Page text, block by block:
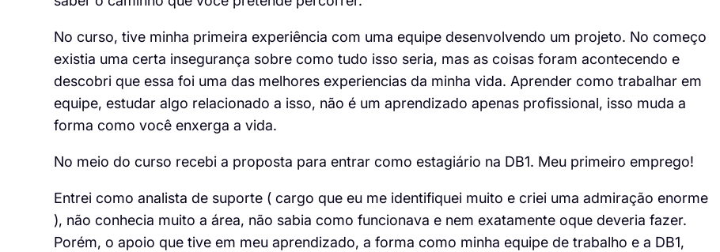
No curso, tive minha primeira experiência com uma equipe desenvolvendo um projeto. No começo
existia uma certa insegurança sobre como tudo isso seria, mas as coisas foram acontecendo e
descobri que essa foi uma das melhores experiencias da minha vida. Aprender como trabalhar em
equipe, estudar algo relacionado a isso, não é um aprendizado apenas profissional, isso muda a
forma como você enxerga a vida.
No meio do curso recebi a proposta para entrar como estagiário na DB1. Meu primeiro emprego!
Entrei como analista de suporte ( cargo que eu me identifiquei muito e criei uma admiração enorme
), não conhecia muito a área, não sabia como funcionava e nem exatamente oque deveria fazer.
Porém, o apoio que tive em meu aprendizado, a forma como minha equipe de trabalho e a DB1,